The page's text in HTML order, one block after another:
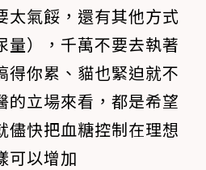
太氣餒，還有其他方式
量），千萬不要去執著
得你累、貓也緊迫就不
的立場來看，都是希望
儘快把血糖控制在理想
可以增加